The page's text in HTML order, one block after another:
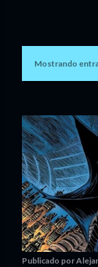
E
t
r
a
d
a
s
Mostrando
Publicado por